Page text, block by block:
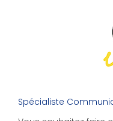
Spécialiste